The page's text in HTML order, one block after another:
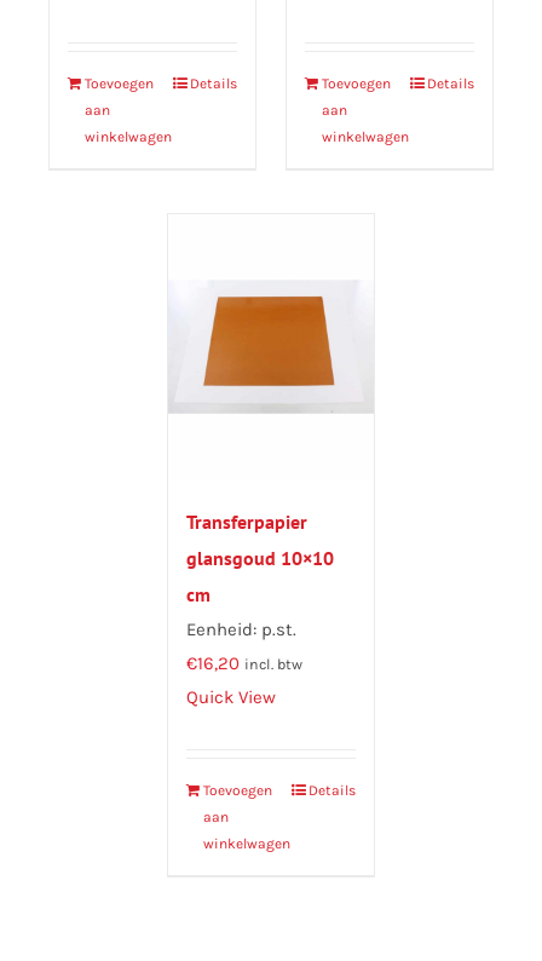
Toevoegen
aan
winkelwagen
Details
Toevoegen
aan
winkelwagen
Details
Transferpapier
glansgoud 10×10
cm
Eenheid: p.st.
€16,20 incl. btw
Quick View
Toevoegen
aan
winkelwagen
Details